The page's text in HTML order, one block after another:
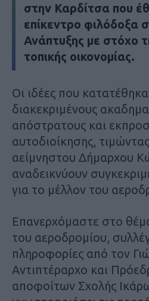
στην Καρδίτσα που
επίκεντρο φιλόδοξα
Ανάπτυξης με στόχο
τοπικής οικονομίας.
Οι ιδέες που
διακεκριμένους
απόστρατους και
αυτοδιοίκησης,
αείμνηστου Δήμαρχου
αναδεικνύουν
για το μέλλον του
Επανερχόμαστε στο
του αεροδρομίου,
πληροφορίες από τον
Αντιπτέραρχο και
αποφοίτων Σχολής